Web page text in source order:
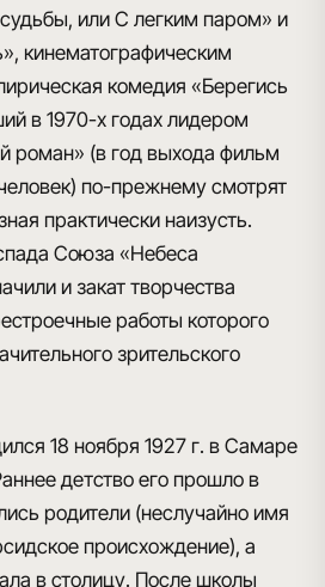
или С легким паром» и
кинематографическим
комедия «Берегись
в 1970-х годах лидером
роман» (в год выхода фильм
по-прежнему смотрят
практически наизусть.
Союза «Небеса
и закат творчества
работы которого
зрительского
18 ноября 1927 г. в Самаре
детство его прошло в
родители (неслучайно имя
происхождение), а
в столицу. После школы